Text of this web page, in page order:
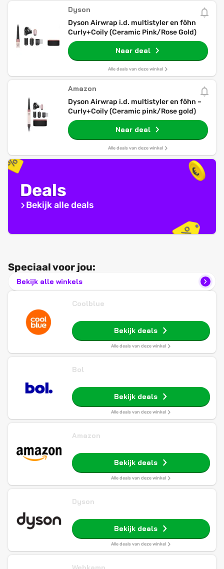
Dyson
Dyson Airwrap i.d. multistyler en föhn
Curly+Coily (Ceramic Pink/Rose Gold)
Naar deal
Alle deals van deze winkel
Amazon
Dyson Airwrap i.d. multistyler en föhn –
Curly+Coily (Ceramic pink/Rose gold)
Naar deal
Alle deals van deze winkel
Deals
Bekijk alle deals
Speciaal voor jou:
Bekijk alle winkels
Coolblue
Bekijk deals
Alle deals van deze winkel
Bol
Bekijk deals
Alle deals van deze winkel
Amazon
Bekijk deals
Alle deals van deze winkel
Dyson
Bekijk deals
Alle deals van deze winkel